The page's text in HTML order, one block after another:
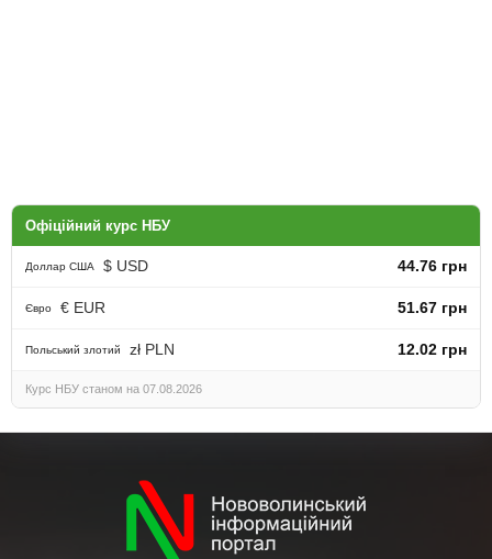
Офіційний курс НБУ
Доллар США $ USD 44.76 грн
Євро € EUR 51.67 грн
Польський злотий zł PLN 12.02 грн
Курс НБУ станом на 07.08.2026